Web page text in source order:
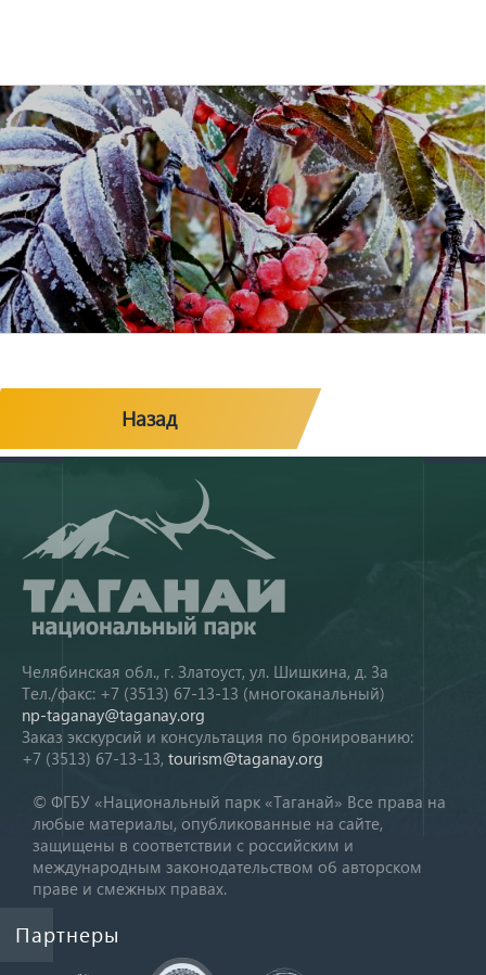
Назад
Челябинская обл., г. Златоуст, ул. Шишкина, д. 3а
Тел./факс: +7 (3513) 67-13-13 (многоканальный)
np-taganay@taganay.org
Заказ экскурсий и консультация по бронированию:
+7 (3513) 67-13-13, tourism@taganay.org
© ФГБУ «Национальный парк «Таганай» Все права на
любые материалы, опубликованные на сайте,
защищены в соответствии с российским и
международным законодательством об авторском
праве и смежных правах.
Партнеры